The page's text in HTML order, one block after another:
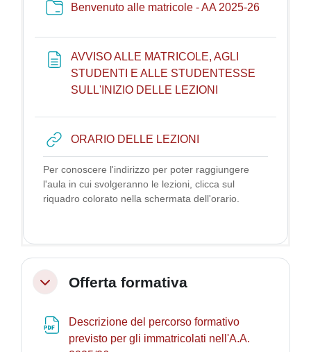
Benvenuto alle matricole - AA 2025-26Folder
AVVISO ALLE MATRICOLE, AGLI
STUDENTI E ALLE STUDENTESSE
SULL'INIZIO DELLE LEZIONI
ORARIO DELLE LEZIONI
Per conoscere l'indirizzo per poter raggiungere
l'aula in cui svolgeranno le lezioni, clicca sul
riquadro colorato nella schermata dell'orario.
CollapseOfferta formativa
Descrizione del percorso formativo
previsto per gli immatricolati nell'A.A.